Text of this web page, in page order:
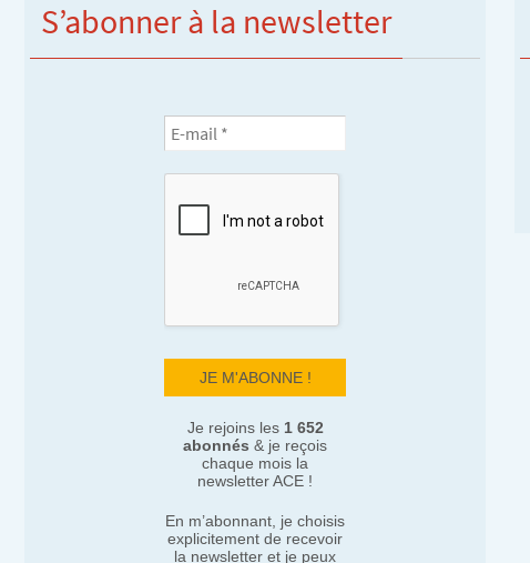
S’abonner à la newsletter
Je rejoins les 1 652
abonnés & je reçois
chaque mois la
newsletter ACE !
En m’abonnant, je choisis
explicitement de recevoir
la newsletter et je peux